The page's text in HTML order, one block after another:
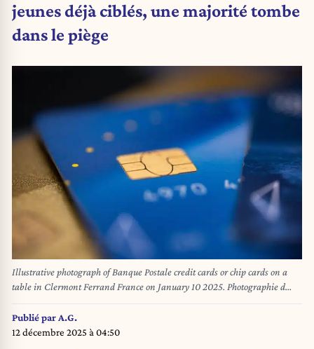
jeunes déjà ciblés, une majorité tombe
dans le piège
Illustrative photograph of Banque Postale credit cards or chip cards on a
table in Clermont Ferrand France on January 10 2025. Photographie d
illustration de cartes bancaires ou cartes a puce ou cartes bleues de la
Banque Postale posees sur une table a Clermont Ferrand en France le 10
janvier 2025.
Publié par A.G.
12 décembre 2025 à 04:50